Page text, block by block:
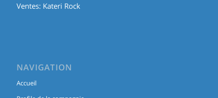
Ventes: Kateri Rock
NAVIGATION
Accueil